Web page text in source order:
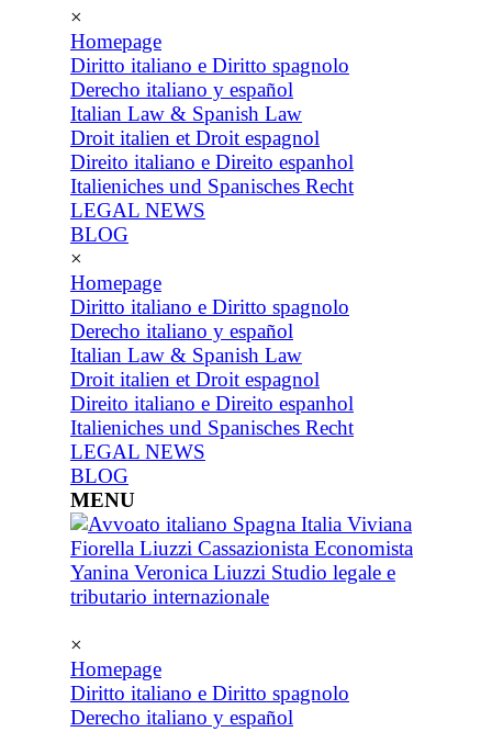
×
Homepage
Diritto italiano e Diritto spagnolo
Derecho italiano y español
Italian Law & Spanish Law
Droit italien et Droit espagnol
Direito italiano e Direito espanhol
Italieniches und Spanisches Recht
LEGAL NEWS
BLOG
×
Homepage
Diritto italiano e Diritto spagnolo
Derecho italiano y español
Italian Law & Spanish Law
Droit italien et Droit espagnol
Direito italiano e Direito espanhol
Italieniches und Spanisches Recht
LEGAL NEWS
BLOG
MENU
×
Homepage
Diritto italiano e Diritto spagnolo
Derecho italiano y español